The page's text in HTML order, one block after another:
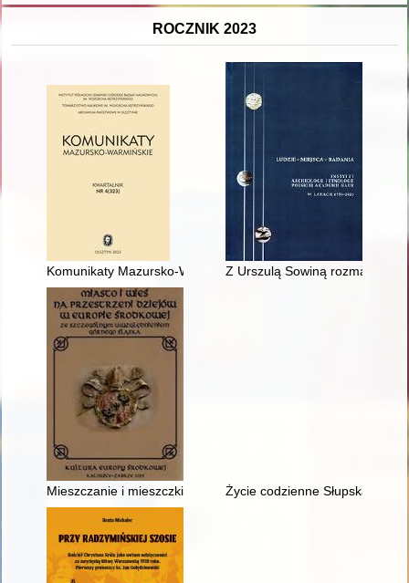
ROCZNIK 2023
Komunikaty Mazursko-Warmińskie : czasopismo poświęcone
Z Urszulą Sowiną rozmawia
Mieszczanie i mieszczki spoza Poznania w najstarszej
Życie codzienne Słupska lat